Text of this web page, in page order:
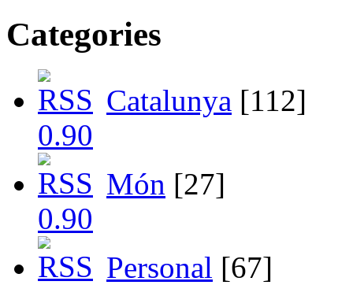
Categories
Catalunya [112]
Món [27]
Personal [67]